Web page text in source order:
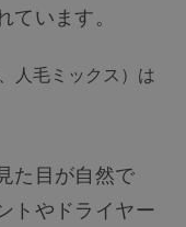
います。
人毛ミックス）は
た目が自然で
トやドライヤー